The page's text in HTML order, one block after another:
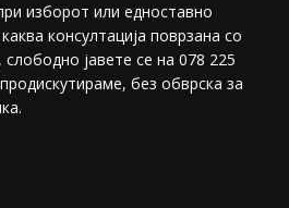
изборот или едноставно
консултација поврзана со
јавете се на 078 225
без обврска за